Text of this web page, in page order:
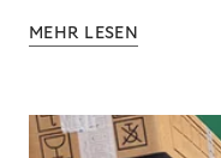
MEHR LESEN